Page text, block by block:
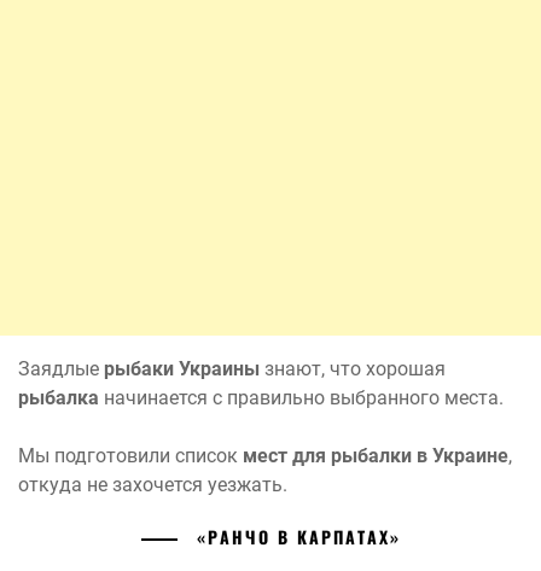
Заядлые рыбаки Украины знают, что хорошая
рыбалка начинается с правильно выбранного места.
Мы подготовили список мест для рыбалки в Украине,
откуда не захочется уезжать.
«РАНЧО В КАРПАТАХ»